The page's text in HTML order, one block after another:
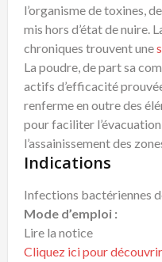
l’organisme de toxines,
mis hors d’état de nuire.
chroniques trouvent une
La poudre, de part sa
actifs d’efficacité
renferme en outre des
pour faciliter
l’assainissement des
Indications
Infections bactériennes
Mode d’emploi :
Lire la notice
Cliquez ici pour